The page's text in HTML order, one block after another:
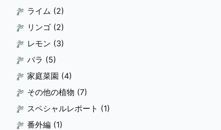
ライム (2)
リンゴ (2)
レモン (3)
バラ (5)
家庭菜園 (4)
その他の植物 (7)
スペシャルレポート (1)
番外編 (1)